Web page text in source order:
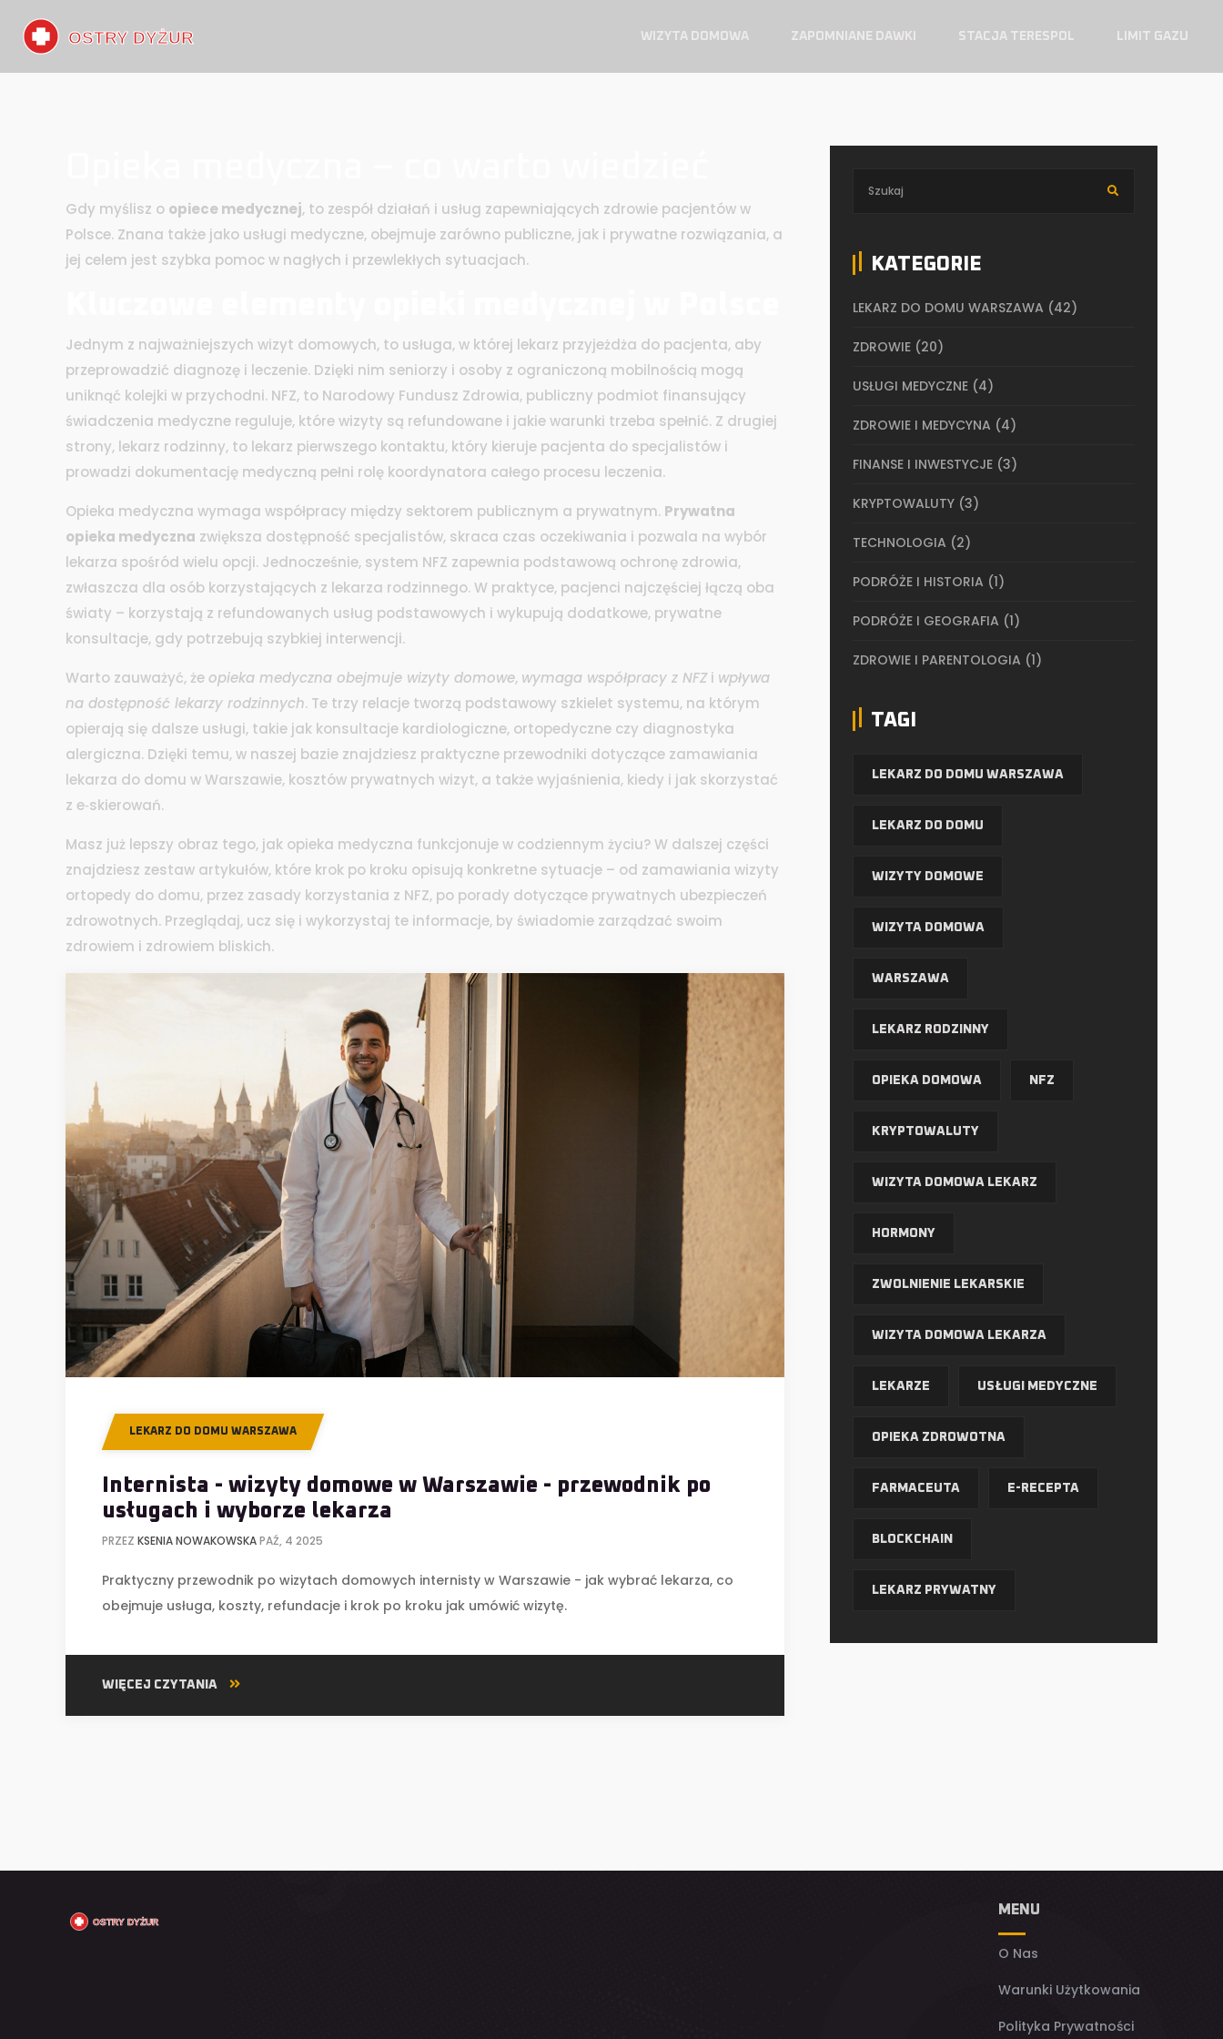
WIZYTA DOMOWA ZAPOMNIANE DAWKI STACJA TERESPOL LIMIT GAZU
Gdy myślisz o opiece medycznej, to zespół działań i usług zapewniających zdrowie pacjentów w
Polsce. Znana także jako usługi medyczne, obejmuje zarówno publiczne, jak i prywatne rozwiązania, a
jej celem jest szybka pomoc w nagłych i przewlekłych sytuacjach.
Jednym z najważniejszych wizyt domowych, to usługa, w której lekarz przyjeżdża do pacjenta, aby
przeprowadzić diagnozę i leczenie. Dzięki nim seniorzy i osoby z ograniczoną mobilnością mogą
uniknąć kolejki w przychodni. NFZ, to Narodowy Fundusz Zdrowia, publiczny podmiot finansujący
świadczenia medyczne reguluje, które wizyty są refundowane i jakie warunki trzeba spełnić. Z drugiej
strony, lekarz rodzinny, to lekarz pierwszego kontaktu, który kieruje pacjenta do specjalistów i
prowadzi dokumentację medyczną pełni rolę koordynatora całego procesu leczenia.
Opieka medyczna wymaga współpracy między sektorem publicznym a prywatnym. Prywatna
opieka medyczna zwiększa dostępność specjalistów, skraca czas oczekiwania i pozwala na wybór
lekarza spośród wielu opcji. Jednocześnie, system NFZ zapewnia podstawową ochronę zdrowia,
zwłaszcza dla osób korzystających z lekarza rodzinnego. W praktyce, pacjenci najczęściej łączą oba
światy – korzystają z refundowanych usług podstawowych i wykupują dodatkowe, prywatne
konsultacje, gdy potrzebują szybkiej interwencji.
Warto zauważyć, żeopieka medyczna obejmuje wizyty domowe, wymaga współpracy z NFZi wpływa
na dostępność lekarzy rodzinnych. Te trzy relacje tworzą podstawowy szkielet systemu, na którym
opierają się dalsze usługi, takie jak konsultacje kardiologiczne, ortopedyczne czy diagnostyka
alergiczna. Dzięki temu, w naszej bazie znajdziesz praktyczne przewodniki dotyczące zamawiania
lekarza do domu w Warszawie, kosztów prywatnych wizyt, a także wyjaśnienia, kiedy i jak skorzystać
z e‑skierowań.
Masz już lepszy obraz tego, jak opieka medyczna funkcjonuje w codziennym życiu? W dalszej części
znajdziesz zestaw artykułów, które krok po kroku opisują konkretne sytuacje – od zamawiania wizyty
ortopedy do domu, przez zasady korzystania z NFZ, po porady dotyczące prywatnych ubezpieczeń
zdrowotnych. Przeglądaj, ucz się i wykorzystaj te informacje, by świadomie zarządzać swoim
zdrowiem i zdrowiem bliskich.
LEKARZ DO DOMU WARSZAWA
Internista - wizyty domowe w Warszawie - przewodnik po
usługach i wyborze lekarza
PRZEZ KSENIA NOWAKOWSKAPAŹ, 4 2025
Praktyczny przewodnik po wizytach domowych internisty w Warszawie - jak wybrać lekarza, co
obejmuje usługa, koszty, refundacje i krok po kroku jak umówić wizytę.
WIĘCEJ CZYTANIA
KATEGORIE
LEKARZ DO DOMU WARSZAWA (42)
ZDROWIE (20)
USŁUGI MEDYCZNE (4)
ZDROWIE I MEDYCYNA (4)
FINANSE I INWESTYCJE (3)
KRYPTOWALUTY (3)
TECHNOLOGIA (2)
PODRÓŻE I HISTORIA (1)
PODRÓŻE I GEOGRAFIA (1)
ZDROWIE I PARENTOLOGIA (1)
TAGI
LEKARZ DO DOMU WARSZAWA
LEKARZ DO DOMU
WIZYTY DOMOWE
WIZYTA DOMOWA
WARSZAWA
LEKARZ RODZINNY
OPIEKA DOMOWA NFZ
KRYPTOWALUTY
WIZYTA DOMOWA LEKARZ
HORMONY
ZWOLNIENIE LEKARSKIE
WIZYTA DOMOWA LEKARZA
LEKARZE USŁUGI MEDYCZNE
OPIEKA ZDROWOTNA
FARMACEUTA E-RECEPTA
BLOCKCHAIN
LEKARZ PRYWATNY
MENU
O Nas
Warunki Użytkowania
Polityka Prywatności